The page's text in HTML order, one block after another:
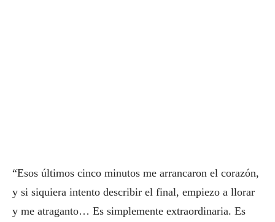
“Esos últimos cinco minutos me arrancaron el corazón,
y si siquiera intento describir el final, empiezo a llorar
y me atraganto… Es simplemente extraordinaria. Es